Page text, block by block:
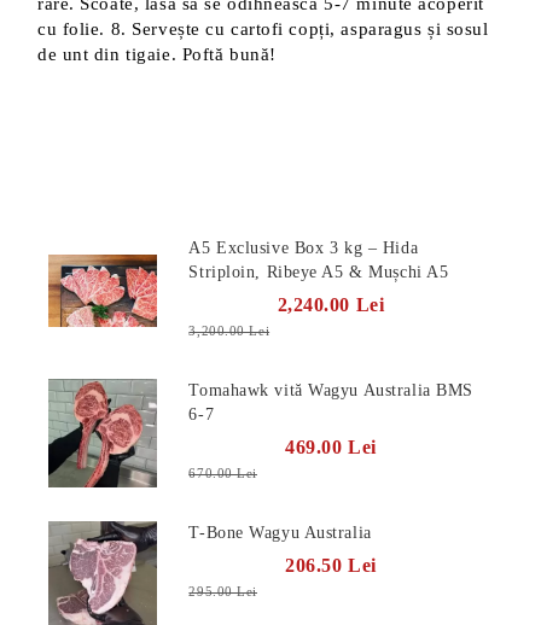
cu folie. 8. Servește cu cartofi copți, asparagus și sosul
de unt din tigaie. Poftă bună!
A5 Exclusive Box 3 kg – Hida
Striploin, Ribeye A5 & Mușchi A5
2,240.00 Lei
3,200.00 Lei
Tomahawk vită Wagyu Australia BMS
6-7
469.00 Lei
670.00 Lei
T-Bone Wagyu Australia
206.50 Lei
295.00 Lei